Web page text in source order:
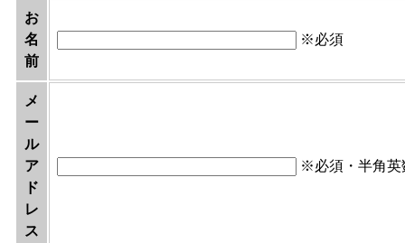
お
名
前
※必須
メ
ー
ル
ア
ド
レ
ス
※必須・半角英